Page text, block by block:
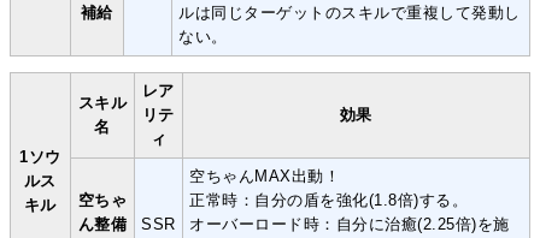
補給
ルは同じターゲットのスキルで重複して発動し
ない。
1ソウ
ルス
キル
スキル
名
レア
リテ
ィ
効果
空ちゃ
ん整備
SSR
空ちゃんMAX出動！
正常時：自分の盾を強化(1.8倍)する。
オーバーロード時：自分に治癒(2.25倍)を施